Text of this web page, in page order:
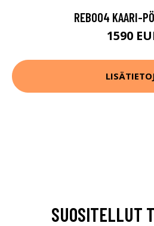
REB004 KAARI-
1590
SUOSITELLUT